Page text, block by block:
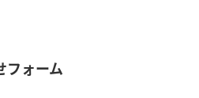
フォーム